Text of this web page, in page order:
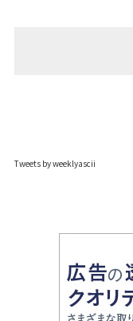
Tweets by weeklyascii